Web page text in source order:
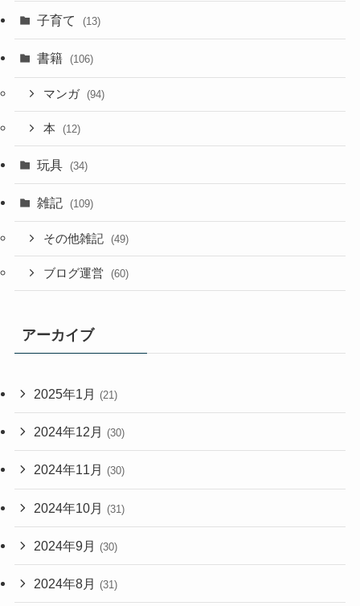
子育て (13)
書籍 (106)
マンガ (94)
本 (12)
玩具 (34)
雑記 (109)
その他雑記 (49)
ブログ運営 (60)
アーカイブ
2025年1月 (21)
2024年12月 (30)
2024年11月 (30)
2024年10月 (31)
2024年9月 (30)
2024年8月 (31)